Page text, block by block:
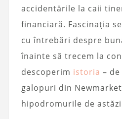
accidentările la caii
financiară. Fascinația
cu întrebări despre
înainte să trecem la
descoperim istoria –
galopuri din
hipodromurile de